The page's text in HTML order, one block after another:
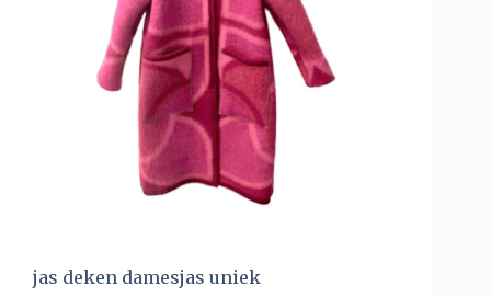
jas deken damesjas uniek